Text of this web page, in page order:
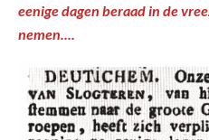
eenige dagen beraad in de
nemen....